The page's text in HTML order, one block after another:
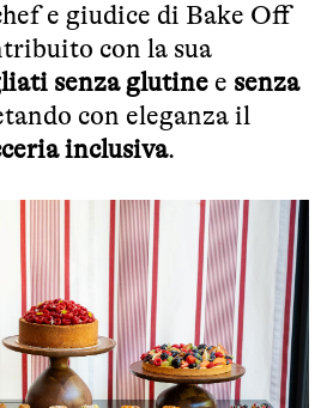
e giudice di Bake Off
con la sua
senza glutine e senza
con eleganza il
inclusiva.